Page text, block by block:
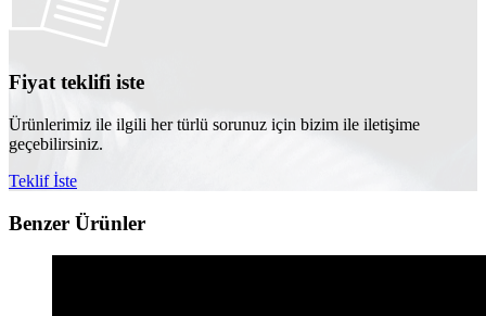
Fiyat teklifi iste
Ürünlerimiz ile ilgili her türlü sorunuz için bizim ile iletişime
geçebilirsiniz.
Teklif İste
Benzer Ürünler